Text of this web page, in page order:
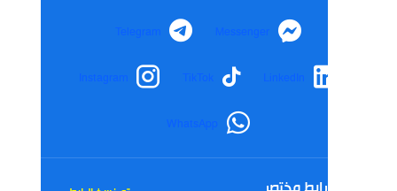
Messenger
Telegram
TikTok
Instagram
WhatsApp